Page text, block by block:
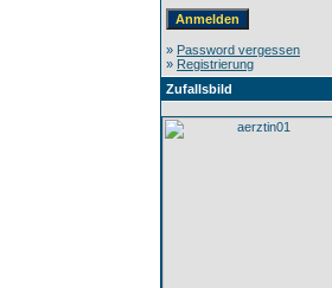
» Password vergessen
» Registrierung
Zufallsbild